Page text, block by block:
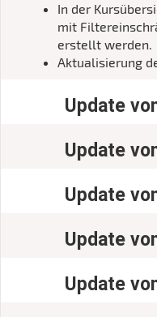
In der
mit
erstellt werden.
Aktualisierung
Update
Update
Update
Update
Update